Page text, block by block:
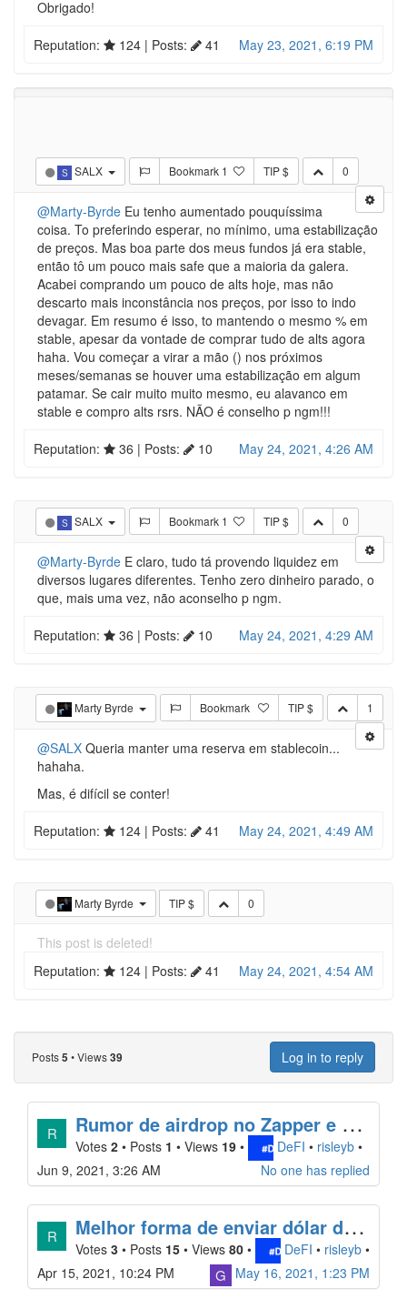
Obrigado!
May 23, 2021, 6:19 PM
Reputation: 124 | Posts: 41
S SALX Bookmark 1 TIP $ 0
@Marty-Byrde Eu tenho aumentado pouquíssima
coisa. To preferindo esperar, no mínimo, uma estabilização
de preços. Mas boa parte dos meus fundos já era stable,
então tô um pouco mais safe que a maioria da galera.
Acabei comprando um pouco de alts hoje, mas não
descarto mais inconstância nos preços, por isso to indo
devagar. Em resumo é isso, to mantendo o mesmo % em
stable, apesar da vontade de comprar tudo de alts agora
haha. Vou começar a virar a mão () nos próximos
meses/semanas se houver uma estabilização em algum
patamar. Se cair muito muito mesmo, eu alavanco em
stable e compro alts rsrs. NÃO é conselho p ngm!!!
May 24, 2021, 4:26 AM
Reputation: 36 | Posts: 10
S SALX Bookmark 1 TIP $ 0
@Marty-Byrde E claro, tudo tá provendo liquidez em
diversos lugares diferentes. Tenho zero dinheiro parado, o
que, mais uma vez, não aconselho p ngm.
May 24, 2021, 4:29 AM
Reputation: 36 | Posts: 10
Marty Byrde Bookmark TIP $ 1
@SALX Queria manter uma reserva em stablecoin...
hahaha.
Mas, é difícil se conter!
May 24, 2021, 4:49 AM
Reputation: 124 | Posts: 41
Marty Byrde TIP $ 0
This post is deleted!
May 24, 2021, 4:54 AM
Reputation: 124 | Posts: 41
Posts5 •Views39 Log in to reply
R R
umor de airdrop no Zapper e nova função de recompensas de NFTs
Votes 2 • Posts 1 • Views 19 • DeFI • risleyb •
Jun 9, 2021, 3:26 AM
No one has replied
R M
elhor forma de enviar dólar da Binance pra Matic usando a XDAI
Votes 3 • Posts 15 • Views 80 • DeFI • risleyb •
Apr 15, 2021, 10:24 PM
G May 16, 2021, 1:23 PM